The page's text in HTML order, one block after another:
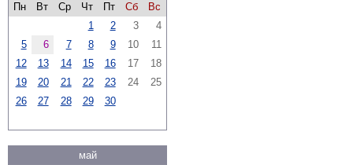
Пн
Вт Ср Чт Пт Сб
Вс
1
2 3
4
5
6 7 8 9 10
11
12
13 14 15 16 17
18
19
20 21 22 23 24
25
26
27 28 29 30
май